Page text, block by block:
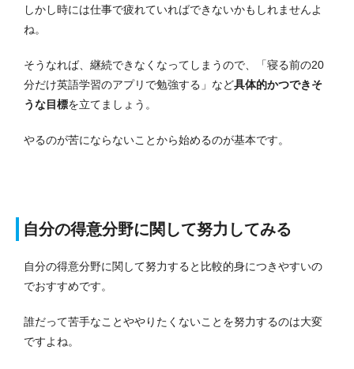
しかし時には仕事で疲れていればできないかもしれませんよ
ね。
そうなれば、継続できなくなってしまうので、「寝る前の20
分だけ英語学習のアプリで勉強する」など具体的かつできそ
うな目標を立てましょう。
やるのが苦にならないことから始めるのが基本です。
自分の得意分野に関して努力してみる
自分の得意分野に関して努力すると比較的身につきやすいの
でおすすめです。
誰だって苦手なことややりたくないことを努力するのは大変
ですよね。